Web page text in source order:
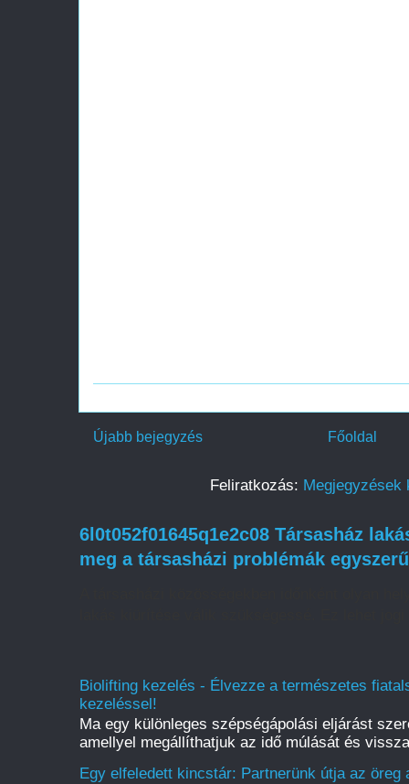
Újabb bejegyzés Főoldal
Feliratkozás: Megjegyzések
6l0t052f01645q1e2c08 Társasház
meg a társasházi problémák
Biolifting kezelés - Élvezze a természetes
kezeléssel!
Ma egy különleges szépségápolási eljárást
amellyel megállíthatjuk az idő múlását és
Egy elfeledett kincstár: Partnerünk útja az öreg